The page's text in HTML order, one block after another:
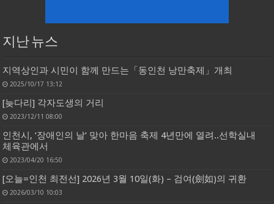
지난 뉴스
지역상인과 시민이 함께 만드는「동인천 낭만축제」개최
2025/10/17 13:12
[늦다리] 각자도생의 거리
2023/12/11 08:00
인천시, ‘장애인의 날’ 맞아 한마음 축제 4년만에 열려..선학실내
체육관에서
2023/04/20 16:50
[오늘=인천 최전선] 2026년 3월 10일(화) – 검여(劍如)의 귀환
2026/03/10 10:03